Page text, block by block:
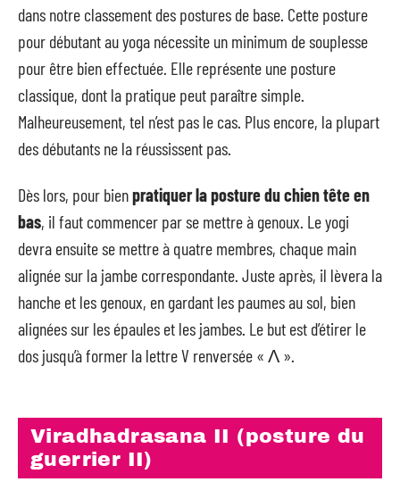
dans notre classement des postures de base. Cette posture
pour débutant au yoga nécessite un minimum de souplesse
pour être bien effectuée. Elle représente une posture
classique, dont la pratique peut paraître simple.
Malheureusement, tel n’est pas le cas. Plus encore, la plupart
des débutants ne la réussissent pas.
Dès lors, pour bienpratiquer la posture du chien tête en
bas, il faut commencer par se mettre à genoux. Le yogi
devra ensuite se mettre à quatre membres, chaque main
alignée sur la jambe correspondante. Juste après, il lèvera la
hanche et les genoux, en gardant les paumes au sol, bien
alignées sur les épaules et les jambes. Le but est d’étirer le
dos jusqu’à former la lettre V renversée « Ʌ ».
Viradhadrasana II (posture du
guerrier II)